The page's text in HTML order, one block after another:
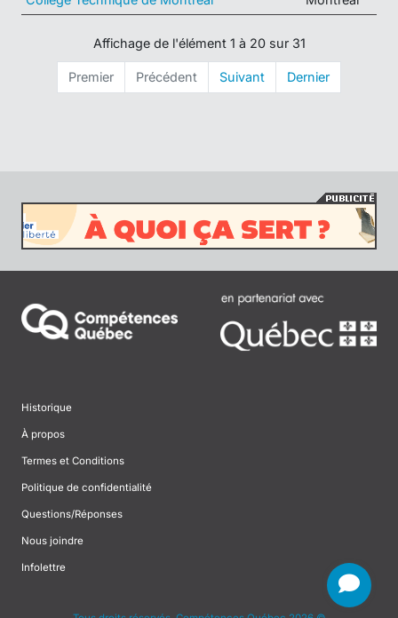
Affichage de l'élément 1 à 20 sur 31
Premier Précédent Suivant Dernier
Historique
À propos
Termes et Conditions
Politique de confidentialité
Questions/Réponses
Nous joindre
Infolettre